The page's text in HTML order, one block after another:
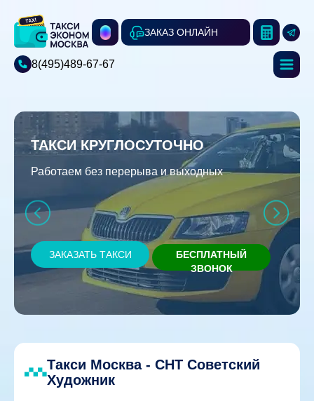
ЗАКАЗ ОНЛАЙН
8(495)489-67-67
ТАКСИ КРУГЛОСУТОЧНО
Работаем без перерыва и выходных
ЗАКАЗАТЬ ТАКСИ
БЕСПЛАТНЫЙ
ЗВОНОК
Такси Москва - СНТ Советский
Художник